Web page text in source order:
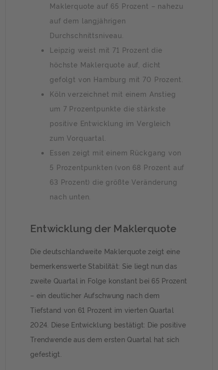
Maklerquote auf 65 Prozent – nahezu
auf dem langjährigen
Durchschnittsniveau.
Leipzig weist mit 71 Prozent die
höchste Maklerquote auf, dicht
gefolgt von Hamburg mit 70 Prozent.
Köln verzeichnet mit einem Anstieg
um 7 Prozentpunkte die stärkste
positive Entwicklung im Vergleich
zum Vorquartal.
Essen zeigt mit einem Rückgang von
5 Prozentpunkten (von 68 Prozent auf
63 Prozent) die größte Veränderung
nach unten.
Entwicklung der Maklerquote
Die deutschlandweite Maklerquote zeigt eine
bemerkenswerte Stabilität: Sie liegt nun das
zweite Quartal in Folge konstant bei 65 Prozent
– ein deutlicher Aufschwung nach dem
Tiefstand von 61 Prozent im vierten Quartal
2024. Diese Entwicklung bestätigt: Die positive
Trendwende aus dem ersten Quartal hat sich
gefestigt.